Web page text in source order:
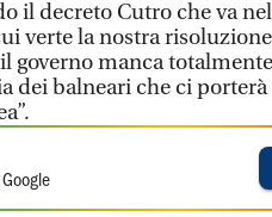
il decreto Cutro che va
verte la nostra
governo manca
dei balneari che ci porterà